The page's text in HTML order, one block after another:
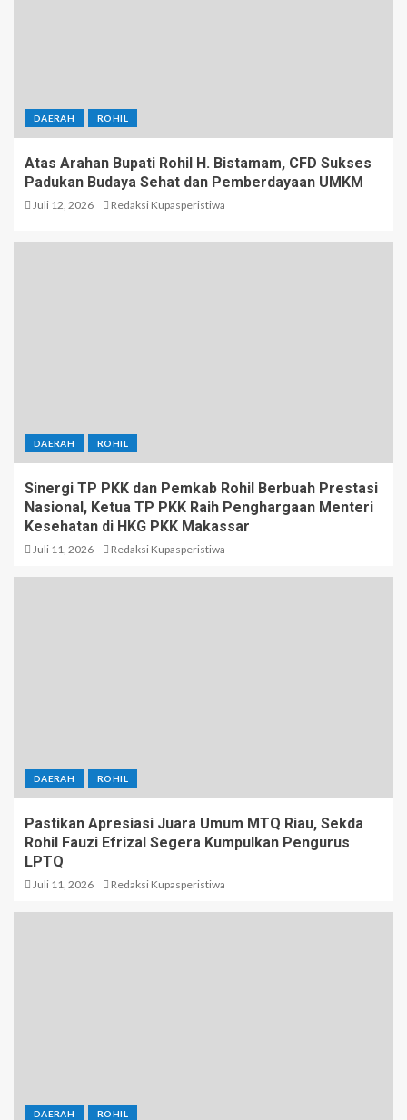
DAERAH ROHIL
Atas Arahan Bupati Rohil H. Bistamam, CFD Sukses
Padukan Budaya Sehat dan Pemberdayaan UMKM
Juli 12, 2026 Redaksi Kupasperistiwa
DAERAH ROHIL
Sinergi TP PKK dan Pemkab Rohil Berbuah Prestasi
Nasional, Ketua TP PKK Raih Penghargaan Menteri
Kesehatan di HKG PKK Makassar
Juli 11, 2026 Redaksi Kupasperistiwa
DAERAH ROHIL
Pastikan Apresiasi Juara Umum MTQ Riau, Sekda
Rohil Fauzi Efrizal Segera Kumpulkan Pengurus
LPTQ
Juli 11, 2026 Redaksi Kupasperistiwa
DAERAH ROHIL